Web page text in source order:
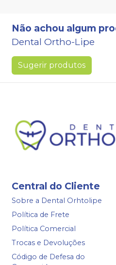
Não achou algum
Dental Ortho-Lipe
Sugerir produtos
Central do Cliente
Sobre a Dental Orhtolipe
Política de Frete
Política Comercial
Trocas e Devoluções
Código de Defesa do